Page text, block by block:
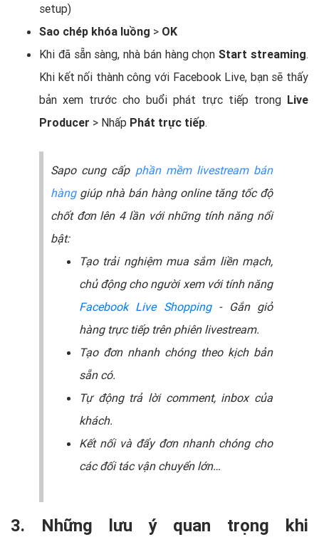
setup)
Sao chép khóa luồng > OK
Khi đã sẵn sàng, nhà bán hàng chọnStart streaming.
Khi kết nối thành công với Facebook Live, bạn sẽ thấy
bản xem trước cho buổi phát trực tiếp trong Live
Producer > Nhấp Phát trực tiếp.
Sapo cung cấp phần mềm livestream bán
hànggiúp nhà bán hàng online tăng tốc độ
chốt đơn lên 4 lần với những tính năng nổi
bật:
Tạo trải nghiệm mua sắm liền mạch,
chủ động cho người xem với tính năng
Facebook Live Shopping- Gắn giỏ
hàng trực tiếp trên phiên livestream.
Tạo đơn nhanh chóng theo kịch bản
sẵn có.
Tự động trả lời comment, inbox của
khách.
Kết nối và đẩy đơn nhanh chóng cho
các đối tác vận chuyển lớn…
3. Những lưu ý quan trọng khi